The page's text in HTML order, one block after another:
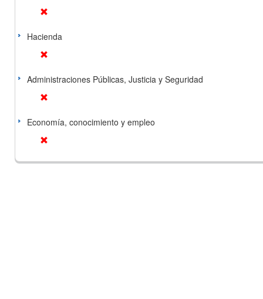
Hacienda
Administraciones Públicas, Justicia y Seguridad
Economía, conocimiento y empleo